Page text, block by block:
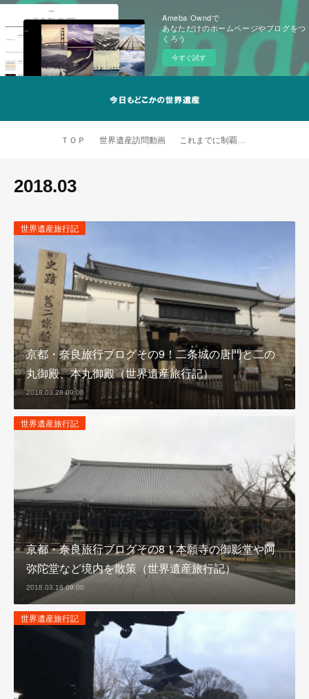
Ameba Owndで
あなただけのホームページやブログをつ
くろう
今すぐ試す
ＴＯＰ 世界遺産訪問動画 これまでに制覇した世界遺産
2018.03
世界遺産旅行記
京都・奈良旅行ブログその9！二条城の唐門と二の
丸御殿、本丸御殿（世界遺産旅行記）
2018.03.28 09:00
世界遺産旅行記
京都・奈良旅行ブログその8！本願寺の御影堂や阿
弥陀堂など境内を散策（世界遺産旅行記）
2018.03.18 09:00
世界遺産旅行記